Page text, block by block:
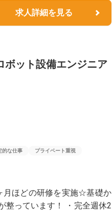
求人詳細を見る
ボット設備エンジニア
的な仕事 プライベート重視
月ほどの研修を実施☆基礎か
整っています！ ・完全週休2